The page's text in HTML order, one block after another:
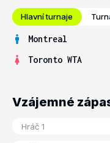
Hlavní turnaje
Montreal
Toronto WTA
Vzájemné